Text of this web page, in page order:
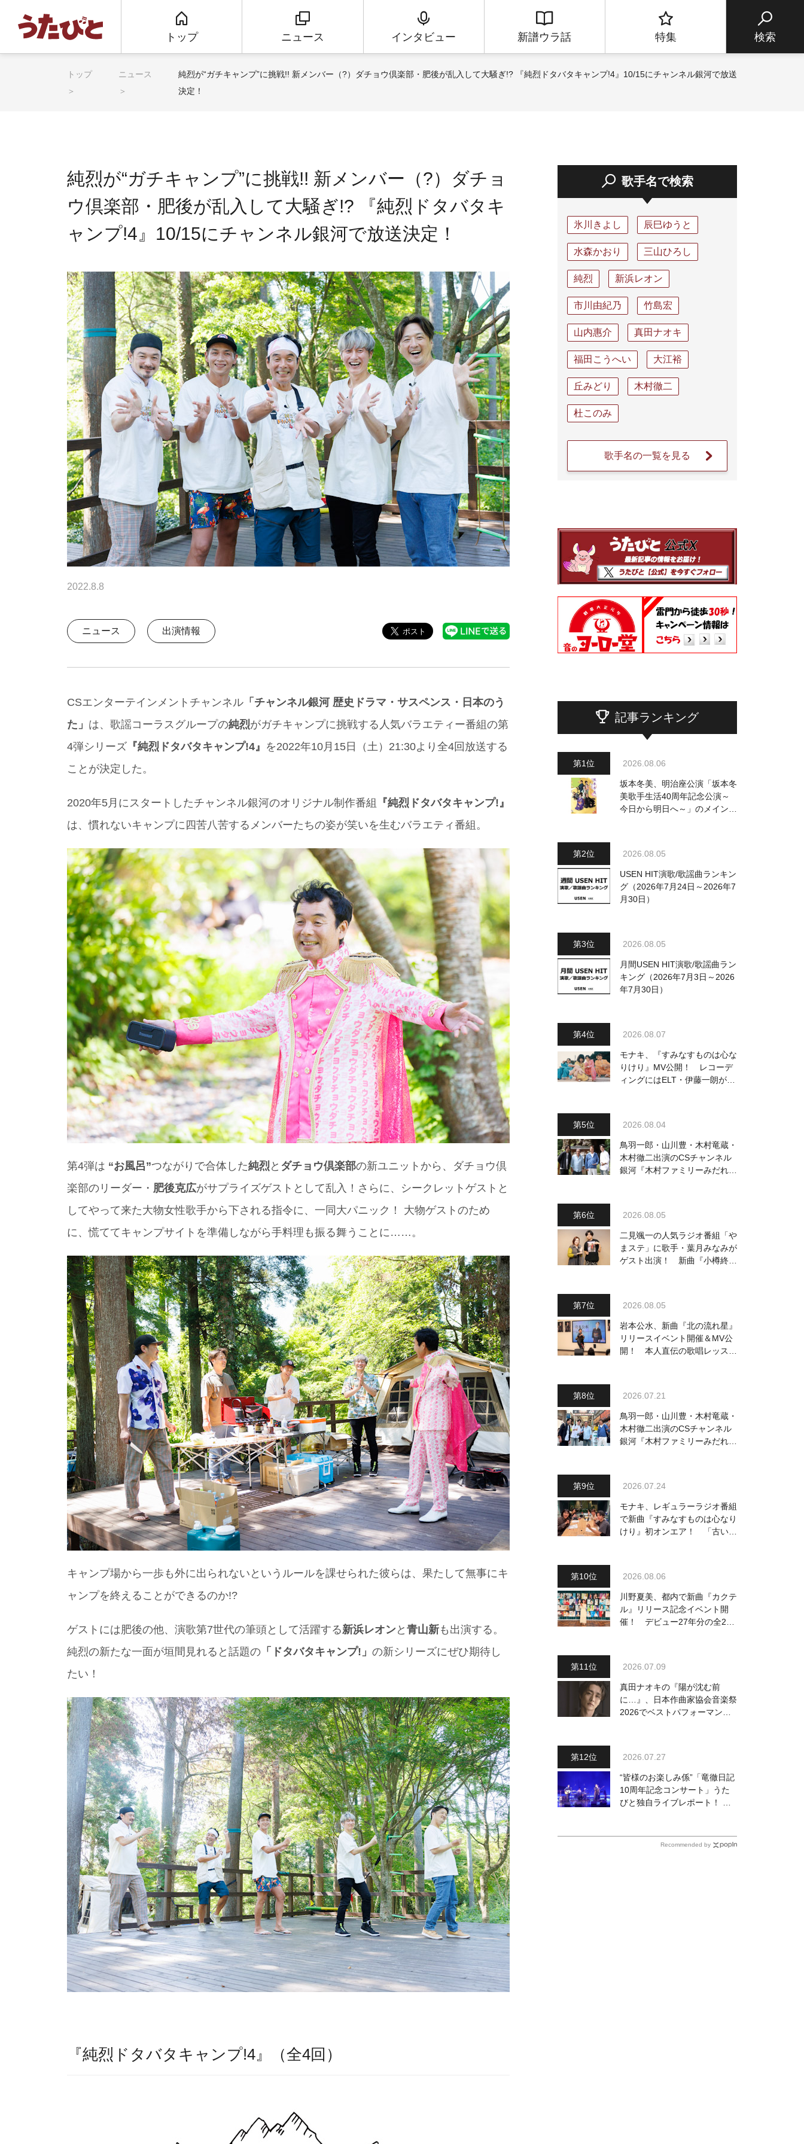
トップ ニュース インタビュー 新譜ウラ話 特集 検索
トップ ニュース
純烈が“ガチキャンプ”に挑戦!! 新メンバー（?）ダチョウ倶楽部・肥後が乱入して大騒ぎ!? 『純烈ドタバタキャンプ!4』10/15にチャンネル銀河で放送
決定！
純烈が“ガチキャンプ”に挑戦!! 新メンバー（?）ダチョ
ウ倶楽部・肥後が乱入して大騒ぎ!? 『純烈ドタバタキ
ャンプ!4』10/15にチャンネル銀河で放送決定！
2022.8.8
ニュース 出演情報
CSエンターテインメントチャンネル 「チャンネル銀河 歴史ドラマ・サスペンス・日本のう
た」 は、歌謡コーラスグループの純烈がガチキャンプに挑戦する人気バラエティー番組の第
4弾シリーズ 『純烈ドタバタキャンプ!4』 を2022年10月15日（土）21:30より全4回放送する
ことが決定した。
2020年5月にスタートしたチャンネル銀河のオリジナル制作番組
『純烈ドタバタキャンプ!』
は、慣れないキャンプに四苦八苦するメンバーたちの姿が笑いを生むバラエティ番組。
第4弾は “お風呂”つながりで合体した純烈と ダチョウ倶楽部の新ユニットから、ダチョウ倶
楽部のリーダー・ 肥後克広がサプライズゲストとして乱入！さらに、シークレットゲストと
してやって来た大物女性歌手から下される指令に、一同大パニック！ 大物ゲストのため
に、慌ててキャンプサイトを準備しながら手料理も振る舞うことに……。
キャンプ場から一歩も外に出られないというルールを課せられた彼らは、果たして無事にキ
ャンプを終えることができるのか!?
ゲストには肥後の他、演歌第7世代の筆頭として活躍する新浜レオンと 青山新も出演する。
純烈の新たな一面が垣間見れると話題の 「ドタバタキャンプ!」 の新シリーズにぜひ期待し
たい！
『純烈ドタバタキャンプ!4』（全4回）
歌手名で検索
氷川きよし 辰巳ゆうと
水森かおり 三山ひろし
純烈 新浜レオン
市川由紀乃 竹島宏
山内惠介 真田ナオキ
福田こうへい 大江裕
丘みどり 木村徹二
杜このみ
歌手名の一覧を見る
記事ランキング
2026.08.06
坂本冬美、明治座公演「坂本冬
美歌手生活40周年記念公演～
今日から明日へ～」のメインビ
2026.08.05
USEN HIT演歌/歌謡曲ランキン
グ（2026年7月24日～2026年7
月30日）
2026.08.05
月間USEN HIT演歌/歌謡曲ラン
キング（2026年7月3日～2026
年7月30日）
2026.08.07
モナキ、『すみなすものは心な
りけり』MV公開！ レコーデ
ィングにはELT・伊藤一朗がリ
2026.08.04
鳥羽一郎・山川豊・木村竜蔵・
木村徹二出演のCSチャンネル
銀河『木村ファミリーみだれ旅
2026.08.05
二見颯一の人気ラジオ番組「や
まステ」に歌手・葉月みなみが
ゲスト出演！ 新曲『小樽終着
2026.08.05
岩本公水、新曲『北の流れ星』
リリースイベント開催＆MV公
開！ 本人直伝の歌唱レッスン
2026.07.21
鳥羽一郎・山川豊・木村竜蔵・
木村徹二出演のCSチャンネル
銀河『木村ファミリーみだれ旅
2026.07.24
モナキ、レギュラーラジオ番組
で新曲『すみなすものは心なり
けり』初オンエア！ 「古い言
2026.08.06
川野夏美、都内で新曲『カクテ
ル』リリース記念イベント開
催！ デビュー27年分の全280
2026.07.09
真田ナオキの『陽が沈む前
に…』、日本作曲家協会音楽祭
2026でベストパフォーマンス
2026.07.27
“皆様のお楽しみ係”「竜徹日記
10周年記念コンサート」うた
びと独自ライブレポート！ 即
Recommended by